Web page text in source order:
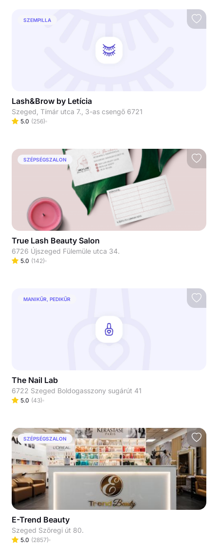
SZEMPILLA
Lash&Brow by Letícia
Szeged, Tímár utca 7., 3-as csengő 6721
5.0 (256)
SZÉPSÉGSZALON
True Lash Beauty Salon
6726 Újszeged Fülemüle utca 34.
5.0 (142)
MANIKŰR, PEDIKŰR
The Nail Lab
6722 Szeged Boldogasszony sugárút 41
5.0 (43)
SZÉPSÉGSZALON
E-Trend Beauty
Szeged Szőregi út 80.
5.0 (2857)